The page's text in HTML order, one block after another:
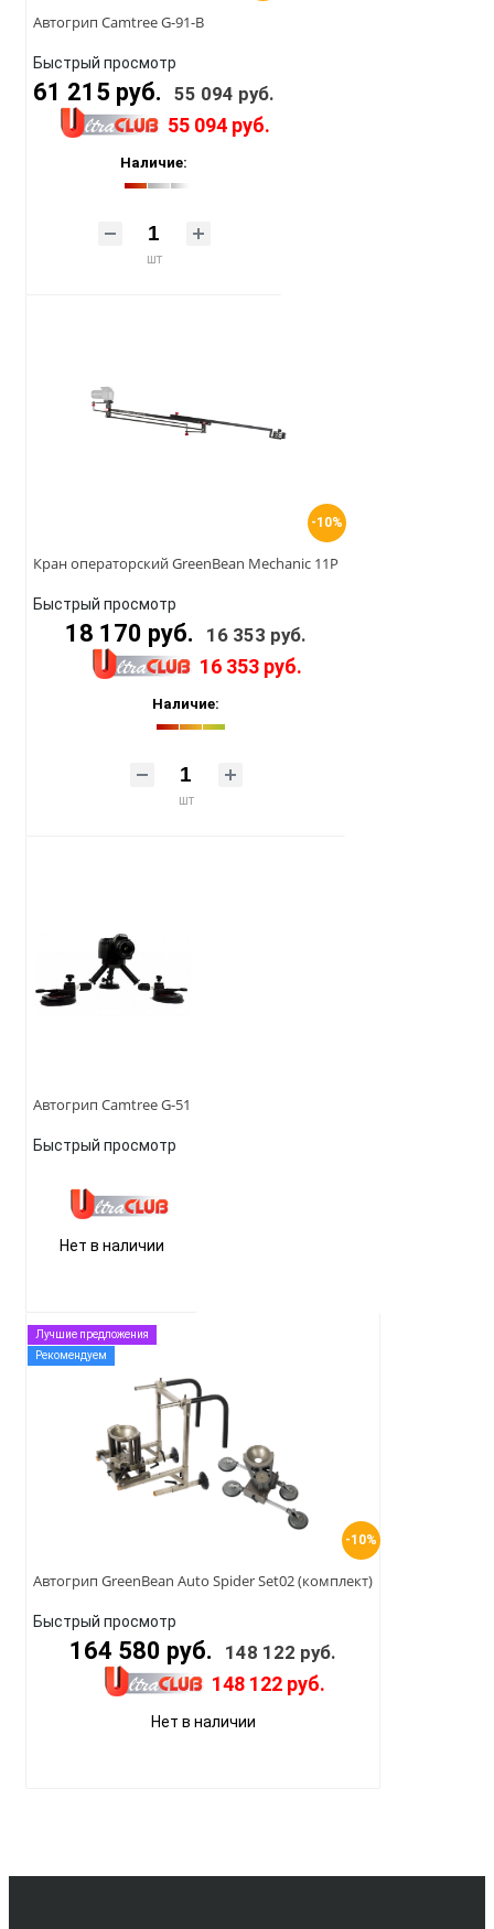
Автогрип Camtree G-91-B
Быстрый просмотр
61 215 руб. 55 094 руб.
55 094 руб.
Наличие:
шт
-10%
Кран операторский GreenBean Mechanic 11P
Быстрый просмотр
18 170 руб. 16 353 руб.
16 353 руб.
Наличие:
шт
Автогрип Camtree G-51
Быстрый просмотр
Нет в наличии
-10%
Лучшие предложения
Рекомендуем
Автогрип GreenBean Auto Spider Set02 (комплект)
Быстрый просмотр
164 580 руб. 148 122 руб.
148 122 руб.
Нет в наличии